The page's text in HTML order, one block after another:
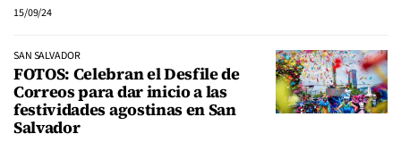
15/09/24
SAN SALVADOR
FOTOS: Celebran el Desfile de
Correos para dar inicio a las
festividades agostinas en San
Salvador